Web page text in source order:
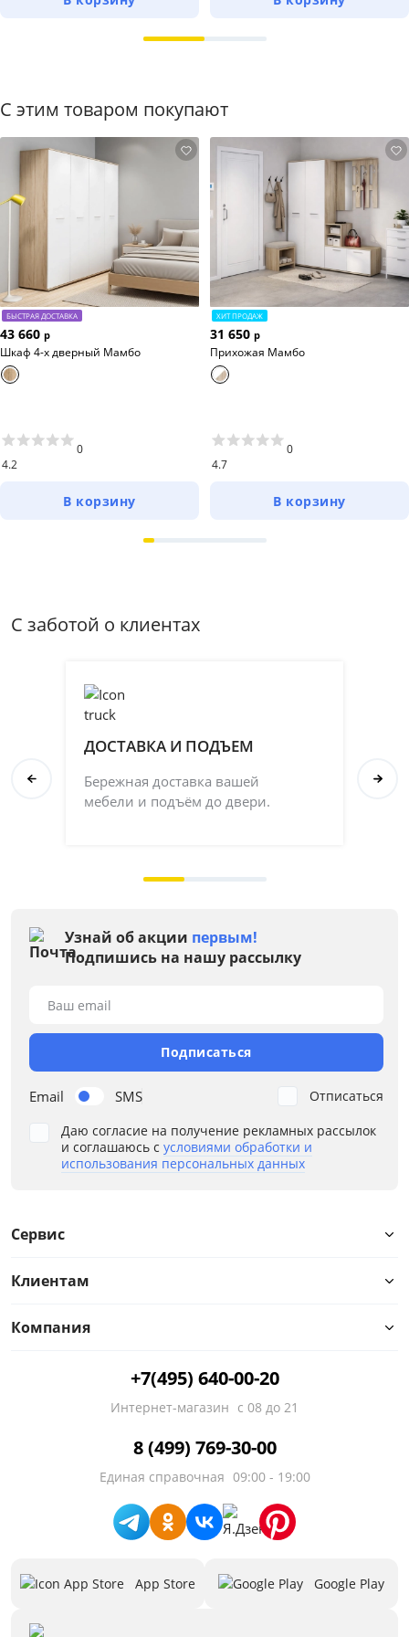
С этим товаром покупают
БЫСТРАЯ ДОСТАВКА
43 660 р
Шкаф 4-х дверный Мамбо
4.2
0
В корзину
ХИТ ПРОДАЖ
31 650 р
Прихожая Мамбо
4.7
0
В корзину
С заботой о клиентах
ДОСТАВКА И ПОДЪЕМ
Бережная доставка вашей
мебели и подъём до двери.
Узнай об акции первым!
Подпишись на нашу рассылку
Email SMS
Ваш email
Подписаться
Даю согласие на получение рекламных рассылок
и соглашаюсь с условиями обработки и
использования персональных данных
Отписаться
Сервис
Клиентам
Компания
+7(495) 640-00-20
Интернет-магазин с 08 до 21
8 (499) 769-30-00
Единая справочная 09:00 - 19:00
App Store Google Play